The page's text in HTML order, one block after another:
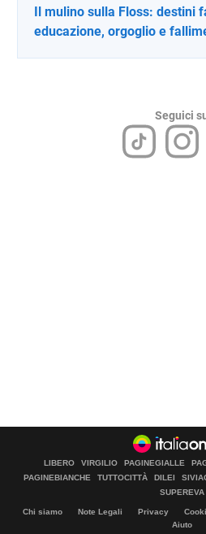
Il mulino sulla Floss: destini
educazione, orgoglio e
Seguici
LIBERO VIRGILIO PAGINEGIALLE
PAGINEBIANCHE
TUTTOCITTÀ DILEI
SUPEREVA
Chi siamo Note Legali Privacy
Aiuto